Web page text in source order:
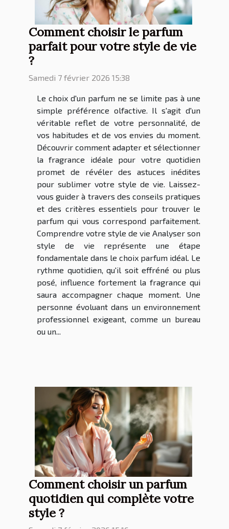
Comment choisir le parfum
parfait pour votre style de vie
?
Samedi 7 février 2026 15:38
Le choix d'un parfum ne se limite pas à une
simple préférence olfactive. Il s'agit d'un
véritable reflet de votre personnalité, de
vos habitudes et de vos envies du moment.
Découvrir comment adapter et sélectionner
la fragrance idéale pour votre quotidien
promet de révéler des astuces inédites
pour sublimer votre style de vie. Laissez-
vous guider à travers des conseils pratiques
et des critères essentiels pour trouver le
parfum qui vous correspond parfaitement.
Comprendre votre style de vie Analyser son
style de vie représente une étape
fondamentale dans le choix parfum idéal. Le
rythme quotidien, qu'il soit effréné ou plus
posé, influence fortement la fragrance qui
saura accompagner chaque moment. Une
personne évoluant dans un environnement
professionnel exigeant, comme un bureau
ou un...
Comment choisir un parfum
quotidien qui complète votre
style ?